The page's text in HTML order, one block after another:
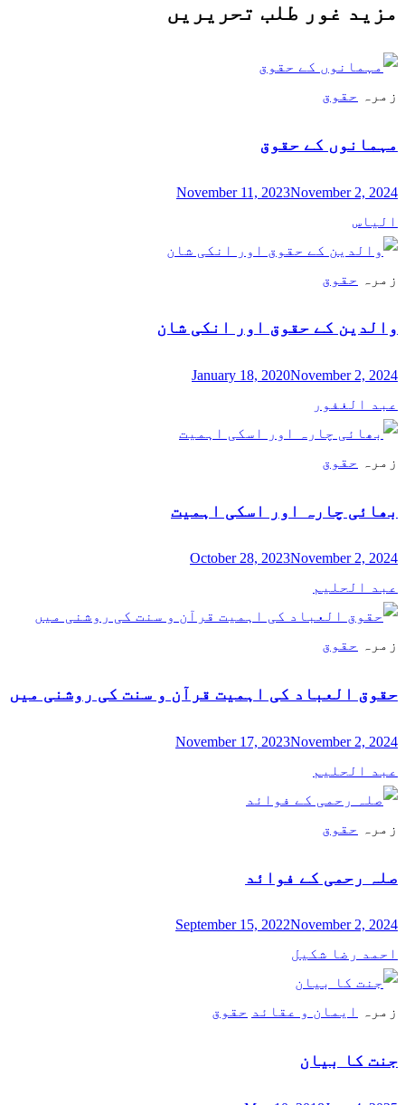
مزید غور طلب تحریریں
زمرہ حقوق
مہمانوں کے حقوق
November 11, 2023November 2, 2024
الیاس
زمرہ حقوق
والدین کے حقوق اور انکی شان
January 18, 2020November 2, 2024
عبد الغفور
زمرہ حقوق
بھائی چارہ اور اسکی اہمیت
October 28, 2023November 2, 2024
عبد الحلیم
زمرہ حقوق
حقوق العباد کی اہمیت قرآن و سنت کی روشنی میں
November 17, 2023November 2, 2024
عبد الحلیم
زمرہ حقوق
صلہ رحمی کے فوائد
September 15, 2022November 2, 2024
احمد رضا شکیل
زمرہ ایمان و عقائد حقوق
جنت کا بیان